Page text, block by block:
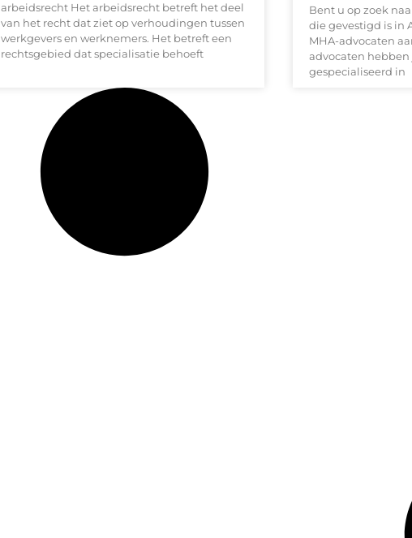
arbeidsrecht Het arbeidsrecht betreft het deel
van het recht dat ziet op verhoudingen tussen
werkgevers en werknemers. Het betreft een
rechtsgebied dat specialisatie behoeft
Bent u op zoek
die gevestigd is in
MHA-advocaten
advocaten
gespecialiseerd in